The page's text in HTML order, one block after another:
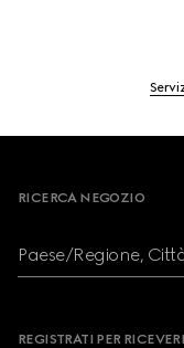
RICERCA NEGOZIO
Paese/Regione,
REGISTRATI PER